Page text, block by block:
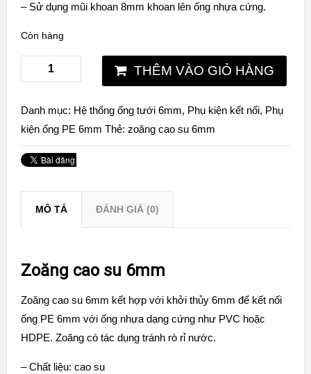
– Sử dụng mũi khoan 8mm khoan lên ống nhựa cứng.
Còn hàng
THÊM VÀO GIỎ HÀNG
Danh mục: Hệ thống ống tưới 6mm, Phụ kiện kết nối, Phụ
kiện ống PE 6mm Thẻ: zoăng cao su 6mm
MÔ TẢ ĐÁNH GIÁ (0)
Zoăng cao su 6mm
Zoăng cao su 6mm kết hợp với khởi thủy 6mm để kết nối
ống PE 6mm với ống nhựa dạng cứng như PVC hoặc
HDPE. Zoăng có tác dụng tránh rò rỉ nước.
– Chất liệu: cao su